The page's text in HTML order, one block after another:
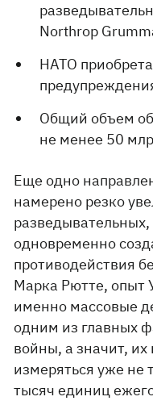
Northrop
НАТО
Общий объем
не менее 50
Еще одно
намерено резко
одновременно
противодействия
Марка Рютте, опыт
именно массовые
одним из главных
войны, а значит,
измеряться уже не
тысяч единиц